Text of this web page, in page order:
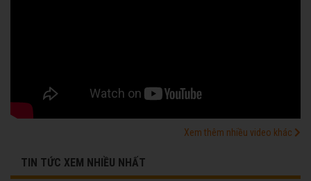
Xem thêm nhiều video khác
TIN TỨC XEM NHIỀU NHẤT